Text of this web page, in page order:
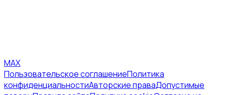
MAX
Пользовательское соглашениеПолитика
конфиденциальностиАвторские праваДопустимые